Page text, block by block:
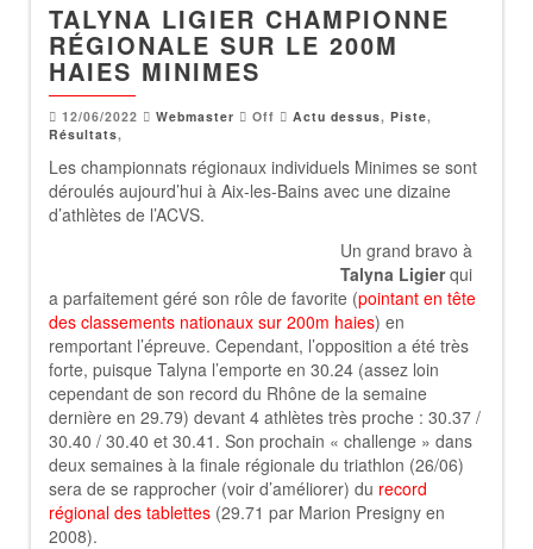
TALYNA LIGIER CHAMPIONNE
RÉGIONALE SUR LE 200M
HAIES MINIMES
12/06/2022 Webmaster Off Actu dessus, Piste,
Résultats,
Les championnats régionaux individuels Minimes se sont
déroulés aujourd’hui à Aix-les-Bains avec une dizaine
d’athlètes de l’ACVS.
Un grand bravo à
Talyna Ligierqui
a parfaitement géré son rôle de favorite (pointant en tête
des classements nationaux sur 200m haies) en
remportant l’épreuve. Cependant, l’opposition a été très
forte, puisque Talyna l’emporte en 30.24 (assez loin
cependant de son record du Rhône de la semaine
dernière en 29.79) devant 4 athlètes très proche : 30.37 /
30.40 / 30.40 et 30.41. Son prochain « challenge » dans
deux semaines à la finale régionale du triathlon (26/06)
sera de se rapprocher (voir d’améliorer) du record
régional des tablettes (29.71 par Marion Presigny en
2008).